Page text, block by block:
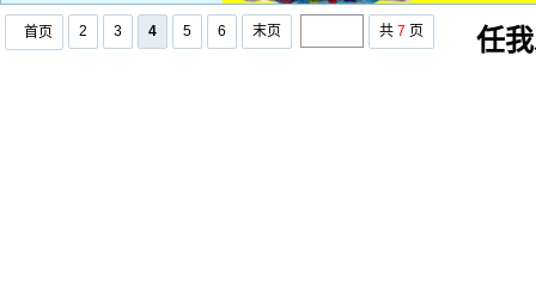
首页 2 3 4 5 6 末页 共 7 页 任我